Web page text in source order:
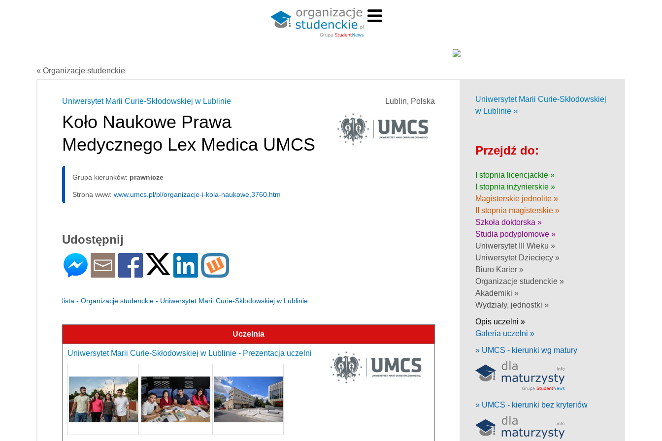
« Organizacje studenckie
Lublin, Polska
Uniwersytet Marii Curie-Skłodowskiej w Lublinie
Koło Naukowe Prawa
Medycznego Lex Medica UMCS
Grupa kierunków: prawnicze
Strona www: www.umcs.pl/pl/organizacje-i-kola-naukowe,3760.htm
Udostępnij
lista - Organizacje studenckie - Uniwersytet Marii Curie-Skłodowskiej w Lublinie
Uczelnia
Uniwersytet Marii Curie-Skłodowskiej w Lublinie - Prezentacja uczelni
Uniwersytet Marii Curie-Skłodowskiej
w Lublinie »
Przejdź do:
I stopnia licencjackie »
I stopnia inżynierskie »
Magisterskie jednolite »
II stopnia magisterskie »
Szkoła doktorska »
Studia podyplomowe »
Uniwersytet III Wieku »
Uniwersytet Dziecięcy »
Biuro Karier »
Organizacje studenckie »
Akademiki »
Wydziały, jednostki »
Opis uczelni »
Galeria uczelni »
» UMCS - kierunki wg matury
» UMCS - kierunki bez kryteriów